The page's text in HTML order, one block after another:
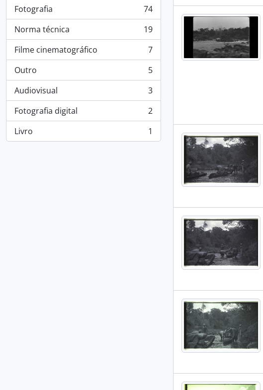
Fotografia
, 74 resultados
74
Norma técnica
, 19 resultados
19
Filme cinematográfico
, 7 resultados
7
Outro
, 5 resultados
5
Audiovisual
, 3 resultados
3
Fotografia digital
, 2 resultados
2
Livro
, 1 resultados 1